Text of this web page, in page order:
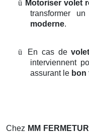
ü Motoriser volet
transformer un
moderne.
ü En cas de
interviennent
assurant le bon
Chez MM